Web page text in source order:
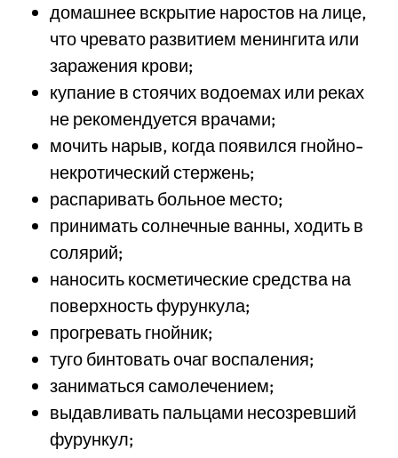
домашнее вскрытие наростов на лице,
что чревато развитием менингита или
заражения крови;
купание в стоячих водоемах или реках
не рекомендуется врачами;
мочить нарыв, когда появился гнойно-
некротический стержень;
распаривать больное место;
принимать солнечные ванны, ходить в
солярий;
наносить косметические средства на
поверхность фурункула;
прогревать гнойник;
туго бинтовать очаг воспаления;
заниматься самолечением;
выдавливать пальцами несозревший
фурункул;